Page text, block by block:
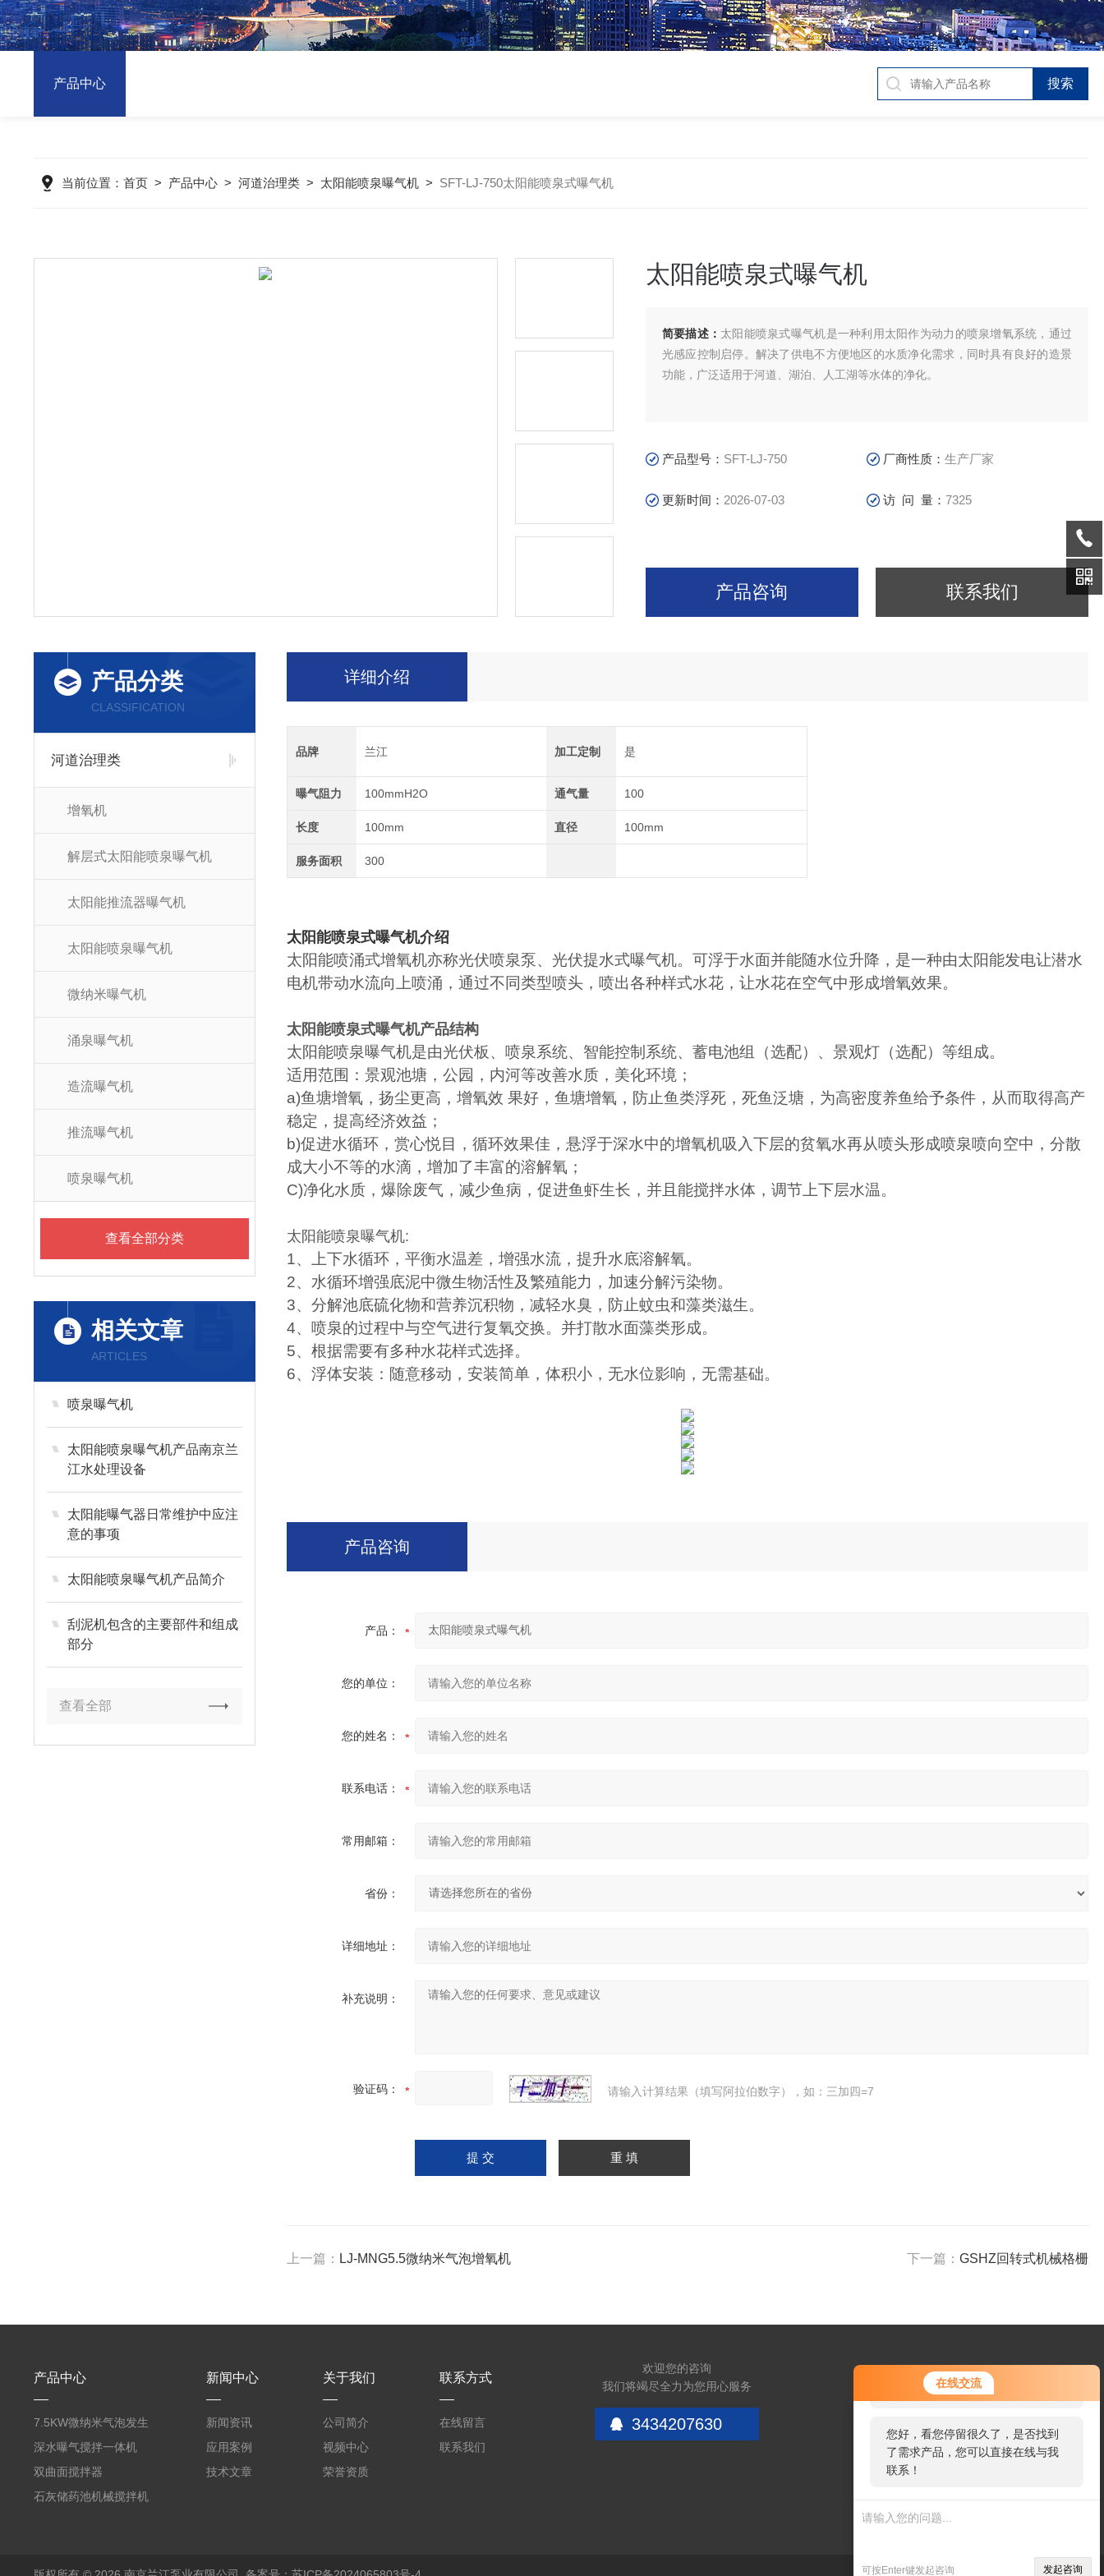
在线交流
您好！欢迎前来咨询，很高兴为您
服务，请问您要咨询什么问题呢？
您好，看您停留很久了，是否找到
了需求产品，您可以直接在线与我
联系！
可按Enter键发起咨询 发起咨询
产品中心
当前位置： 首页> 产品中心> 河道治理类> 太阳能喷泉曝气机> SFT-LJ-750太阳能喷泉式曝气机
太阳能喷泉式曝气机
简要描述： 太阳能喷泉式曝气机是一种利用太阳作为动力的喷泉增氧系统，通过
光感应控制启停。解决了供电不方便地区的水质净化需求，同时具有良好的造景
功能，广泛适用于河道、湖泊、人工湖等水体的净化。
产品型号： SFT-LJ-750 厂商性质：生产厂家
更新时间： 2026-07-03 访 问 量：7325
产品咨询 联系我们
产品分类
CLASSIFICATION
河道治理类
增氧机
解层式太阳能喷泉曝气机
太阳能推流器曝气机
太阳能喷泉曝气机
微纳米曝气机
涌泉曝气机
造流曝气机
推流曝气机
喷泉曝气机
查看全部分类
相关文章
ARTICLES
喷泉曝气机
太阳能喷泉曝气机产品南京兰
江水处理设备
太阳能曝气器日常维护中应注
意的事项
太阳能喷泉曝气机产品简介
刮泥机包含的主要部件和组成
部分
查看全部
详细介绍
品牌 兰江 加工定制 是
曝气阻力 100mmH2O 通气量 100
长度 100mm 直径 100mm
服务面积 300
太阳能喷泉式曝气机介绍
太阳能喷涌式增氧机亦称光伏喷泉泵、光伏提水式曝气机。可浮于水面并能随水位升降，是一种由太阳能发电让潜水
电机带动水流向上喷涌，通过不同类型喷头，喷出各种样式水花，让水花在空气中形成增氧效果。
太阳能喷泉式曝气机产品结构
太阳能喷泉曝气机是由光伏板、喷泉系统、智能控制系统、蓄电池组（选配）、景观灯（选配）等组成。
适用范围：景观池塘，公园，内河等改善水质，美化环境；
a)鱼塘增氧，扬尘更高，增氧效 果好，鱼塘增氧，防止鱼类浮死，死鱼泛塘，为高密度养鱼给予条件，从而取得高产
稳定，提高经济效益；
b)促进水循环，赏心悦目，循环效果佳，悬浮于深水中的增氧机吸入下层的贫氧水再从喷头形成喷泉喷向空中，分散
成大小不等的水滴，增加了丰富的溶解氧；
C)净化水质，爆除废气，减少鱼病，促进鱼虾生长，并且能搅拌水体，调节上下层水温。
太阳能喷泉曝气机:
1、上下水循环，平衡水温差，增强水流，提升水底溶解氧。
2、水循环增强底泥中微生物活性及繁殖能力，加速分解污染物。
3、分解池底硫化物和营养沉积物，减轻水臭，防止蚊虫和藻类滋生。
4、喷泉的过程中与空气进行复氧交换。并打散水面藻类形成。
5、根据需要有多种水花样式选择。
6、浮体安装：随意移动，安装简单，体积小，无水位影响，无需基础。
产品咨询
产品：
您的单位：
您的姓名：
联系电话：
常用邮箱：
省份：
详细地址：
补充说明：
验证码： 请输入计算结果（填写阿拉伯数字），如：三加四=7
上一篇： LJ-MNG5.5微纳米气泡增氧机 下一篇： GSHZ回转式机械格栅
产品中心
7.5KW微纳米气泡发生
器曝气机
深水曝气搅拌一体机
双曲面搅拌器
石灰储药池机械搅拌机
新闻中心
新闻资讯
应用案例
技术文章
关于我们
公司简介
视频中心
荣誉资质
联系方式
在线留言
联系我们
欢迎您的咨询
我们将竭尽全力为您用心服务
3434207630
扫码加微信